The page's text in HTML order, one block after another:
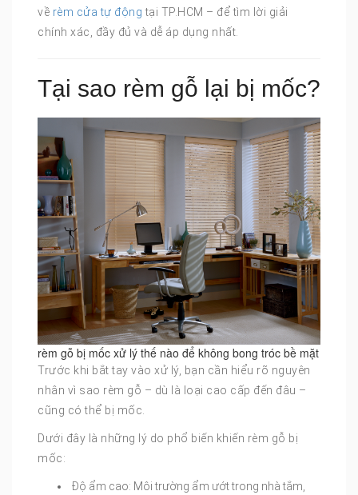
về rèm cửa tự động tại TP.HCM – để tìm lời giải
chính xác, đầy đủ và dễ áp dụng nhất.
Tại sao rèm gỗ lại bị mốc?
rèm gỗ bị mốc xử lý thế nào để không bong tróc bề mặt
Trước khi bắt tay vào xử lý, bạn cần hiểu rõ nguyên
nhân vì sao rèm gỗ – dù là loại cao cấp đến đâu –
cũng có thể bị mốc.
Dưới đây là những lý do phổ biến khiến rèm gỗ bị
mốc:
Độ ẩm cao: Môi trường ẩm ướt trong nhà tắm,